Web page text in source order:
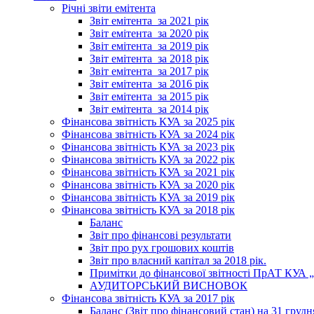
Річні звіти емітента
Звіт емітента_за 2021 рік
Звіт емітента_за 2020 рік
Звіт емітента_за 2019 рік
Звіт емітента_за 2018 рік
Звіт емітента_за 2017 рік
Звіт емітента_за 2016 рік
Звіт емітента_за 2015 рік
Звіт емітента_за 2014 рік
Фінансова звітність КУА за 2025 рік
Фінансова звітність КУА за 2024 рік
Фінансова звітність КУА за 2023 рік
Фінансова звітність КУА за 2022 рік
Фінансова звітність КУА за 2021 рік
Фінансова звітність КУА за 2020 рік
Фінансова звітність КУА за 2019 рік
Фінансова звітність КУА за 2018 рік
Баланс
Звіт про фінансові результати
Звіт про рух грошових коштів
Звіт про власний капітал за 2018 рік.
Примітки до фінансової звітності ПрАТ КУА
АУДИТОРСЬКИЙ ВИСНОВОК
Фінансова звітність КУА за 2017 рік
Баланс (Звіт про фінансовий стан) на 31